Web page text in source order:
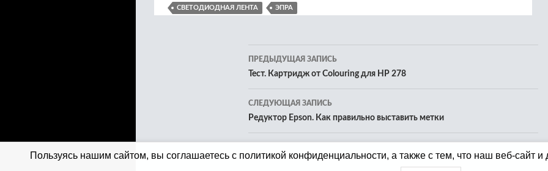
СВЕТОДИОДНАЯ ЛЕНТА ЭПРА
Навигация
по
записям
ПРЕДЫДУЩАЯ ЗАПИСЬ
Тест. Картридж от Colouring для HP 278
СЛЕДУЮЩАЯ ЗАПИСЬ
Редуктор Epson. Как правильно выставить метки
Пользуясь нашим сайтом, вы соглашаетесь с политикой конфиденциальности, а также с тем, что наш веб-сайт